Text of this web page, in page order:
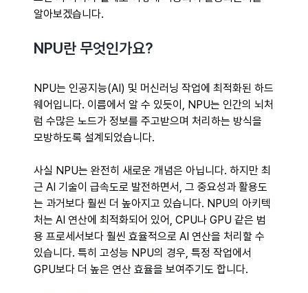
알아보겠습니다.
NPU란 무엇인가요?
NPU는 인공지능(AI) 및 머신러닝 작업에 최적화된 하드
웨어입니다. 이름에서 알 수 있듯이, NPU는 인간의 뇌처
럼 수많은 노드가 정보를 주고받으며 처리하는 방식을
모방하도록 설계되었습니다.
사실 NPU는 완전히 새로운 개념은 아닙니다. 하지만 최
근 AI 기술이 급속도로 발전하면서, 그 중요성과 활용도
는 과거보다 훨씬 더 높아지고 있습니다. NPU의 아키텍
처는 AI 연산에 최적화되어 있어, CPU나 GPU 같은 범
용 프로세서보다 훨씬 효율적으로 AI 연산을 처리할 수
있습니다. 특히 고성능 NPU의 경우, 특정 작업에서
GPU보다 더 높은 연산 효율을 보여주기도 합니다.